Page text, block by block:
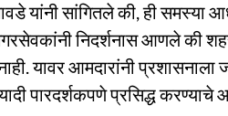
यांनी सांगितले की, ही समस्या
निदर्शनास आणले की
यावर आमदारांनी
यादी पारदर्शकपणे प्रसिद्ध